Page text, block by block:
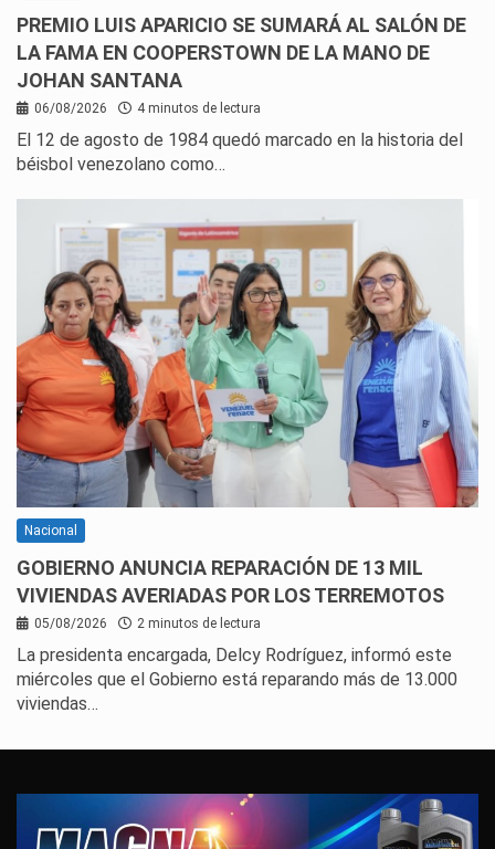
PREMIO LUIS APARICIO SE SUMARÁ AL SALÓN DE
LA FAMA EN COOPERSTOWN DE LA MANO DE
JOHAN SANTANA
06/08/2026 4 minutos de lectura
El 12 de agosto de 1984 quedó marcado en la historia del
béisbol venezolano como…
Nacional
GOBIERNO ANUNCIA REPARACIÓN DE 13 MIL
VIVIENDAS AVERIADAS POR LOS TERREMOTOS
05/08/2026 2 minutos de lectura
La presidenta encargada, Delcy Rodríguez, informó este
miércoles que el Gobierno está reparando más de 13.000
viviendas…